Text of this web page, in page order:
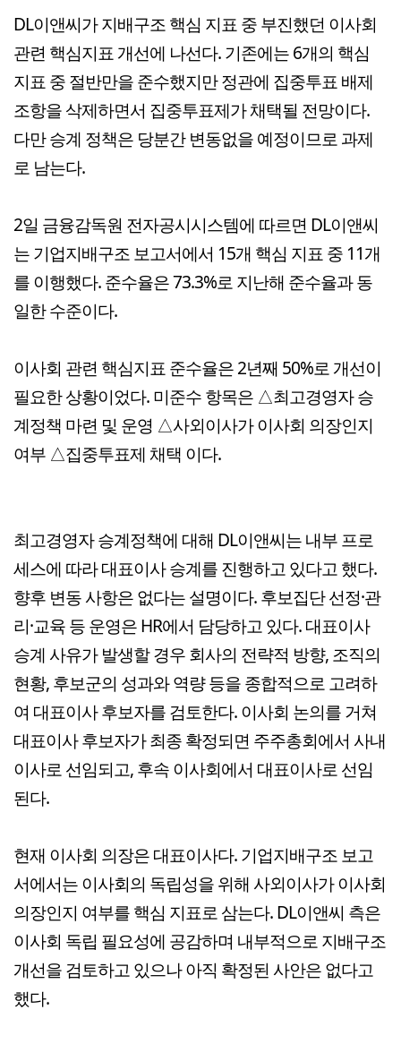
DL이앤씨가 지배구조 핵심 지표 중 부진했던 이사회
관련 핵심지표 개선에 나선다. 기존에는 6개의 핵심
지표 중 절반만을 준수했지만 정관에 집중투표 배제
조항을 삭제하면서 집중투표제가 채택될 전망이다.
다만 승계 정책은 당분간 변동없을 예정이므로 과제
로 남는다.
2일 금융감독원 전자공시시스템에 따르면 DL이앤씨
는 기업지배구조 보고서에서 15개 핵심 지표 중 11개
를 이행했다. 준수율은 73.3%로 지난해 준수율과 동
일한 수준이다.
이사회 관련 핵심지표 준수율은 2년째 50%로 개선이
필요한 상황이었다. 미준수 항목은 △최고경영자 승
계정책 마련 및 운영 △사외이사가 이사회 의장인지
여부 △집중투표제 채택 이다.
최고경영자 승계정책에 대해 DL이앤씨는 내부 프로
세스에 따라 대표이사 승계를 진행하고 있다고 했다.
향후 변동 사항은 없다는 설명이다. 후보집단 선정·관
리·교육 등 운영은 HR에서 담당하고 있다. 대표이사
승계 사유가 발생할 경우 회사의 전략적 방향, 조직의
현황, 후보군의 성과와 역량 등을 종합적으로 고려하
여 대표이사 후보자를 검토한다. 이사회 논의를 거쳐
대표이사 후보자가 최종 확정되면 주주총회에서 사내
이사로 선임되고, 후속 이사회에서 대표이사로 선임
된다.
현재 이사회 의장은 대표이사다. 기업지배구조 보고
서에서는 이사회의 독립성을 위해 사외이사가 이사회
의장인지 여부를 핵심 지표로 삼는다. DL이앤씨 측은
이사회 독립 필요성에 공감하며 내부적으로 지배구조
개선을 검토하고 있으나 아직 확정된 사안은 없다고
했다.